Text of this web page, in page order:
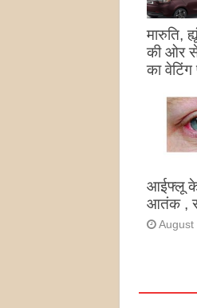
मारुति,
की ओर
का वेटिंग
आईफ्लू के
आतंक ,
August